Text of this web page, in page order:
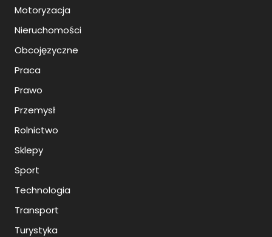
Motoryzacja
Nieruchomości
Obcojęzyczne
Praca
Prawo
Przemysł
Rolnictwo
Sklepy
Sport
Technologia
Transport
Turystyka